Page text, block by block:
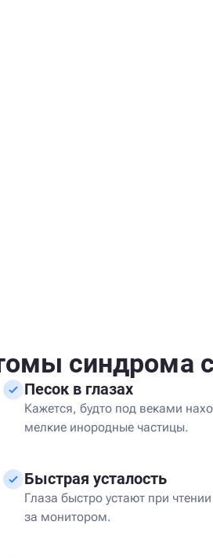
синдрома
Песок в глазах
Кажется, будто под веками
мелкие инородные частицы.
Быстрая усталость
Глаза быстро устают при
за монитором.